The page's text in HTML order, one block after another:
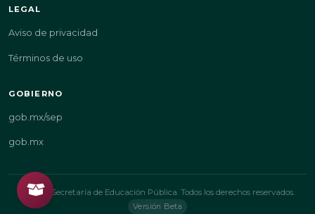
LEGAL
Aviso de privacidad
Términos de uso
GOBIERNO
gob.mx/sep
gob.mx
© 2026 Secretaría de Educación Pública. Todos los derechos reservados.
Versión Beta